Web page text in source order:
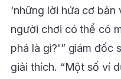
‘những lời hứa cơ
người chơi có thể có
phá là gì?'” giám đốc
giải thích. “Một số ví